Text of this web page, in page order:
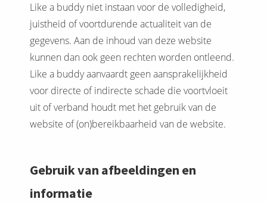
Like a buddy niet instaan voor de volledigheid,
juistheid of voortdurende actualiteit van de
gegevens. Aan de inhoud van deze website
kunnen dan ook geen rechten worden ontleend.
Like a buddy aanvaardt geen aansprakelijkheid
voor directe of indirecte schade die voortvloeit
uit of verband houdt met het gebruik van de
website of (on)bereikbaarheid van de website.
Gebruik van afbeeldingen en
informatie